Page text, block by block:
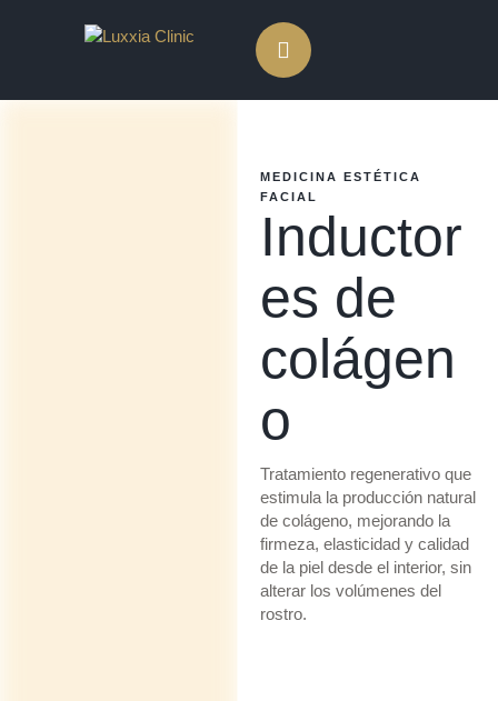
MEDICINA ESTÉTICA
FACIAL
Inductor
es de
colágen
o
Tratamiento regenerativo que
estimula la producción natural
de colágeno, mejorando la
firmeza, elasticidad y calidad
de la piel desde el interior, sin
alterar los volúmenes del
rostro.